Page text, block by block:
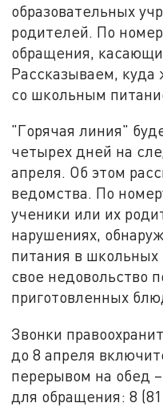
образовательных
родителей. По
обращения,
Рассказываем, куда
со школьным
"Горячая линия"
четырех дней на
апреля. Об этом
ведомства. По
ученики или их
нарушениях,
питания в
свое недовольство
приготовленных
Звонки
до 8 апреля
перерывом на обед
для обращения: 8